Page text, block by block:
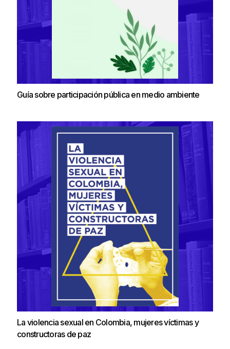
Guía sobre participación pública en medio ambiente
La violencia sexual en Colombia, mujeres víctimas y
constructoras de paz